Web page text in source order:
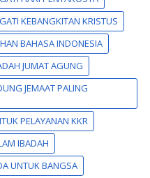
KEBANGKITAN KRISTUS
BAHASA INDONESIA
JUMAT AGUNG
JEMAAT PALING
PELAYANAN KKR
IBADAH
UNTUK BANGSA